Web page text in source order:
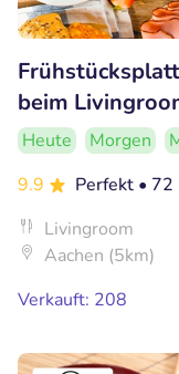
beim
Heute Morgen
9.9
Perfekt •
Livingroom
Aachen (5km)
Verkauft: 208